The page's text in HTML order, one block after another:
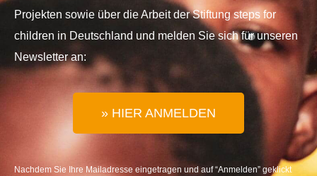
Projekten sowie über die Arbeit der Stiftung steps for
children in Deutschland und melden Sie sich für unseren
Newsletter an:
» HIER ANMELDEN
Nachdem Sie Ihre Mailadresse eingetragen und auf “Anmelden” geklickt